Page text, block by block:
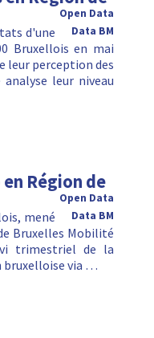
Open Data
Data BM
d'une
Bruxellois en mai
leur perception des
leur niveau
Région de
Open Data
Data BM
mené
Bruxelles Mobilité
trimestriel de la
bruxelloise via …